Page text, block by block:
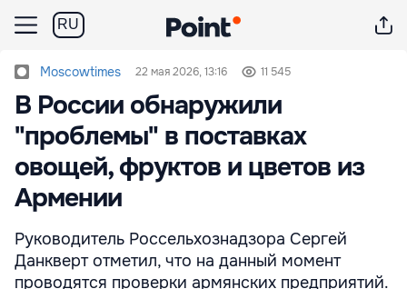
RU
Moscowtimes 22 мая 2026, 13:16 11 545
В России обнаружили
"проблемы" в поставках
овощей, фруктов и цветов из
Армении
Руководитель Россельхознадзора Сергей
Данкверт отметил, что на данный момент
проводятся проверки армянских предприятий.